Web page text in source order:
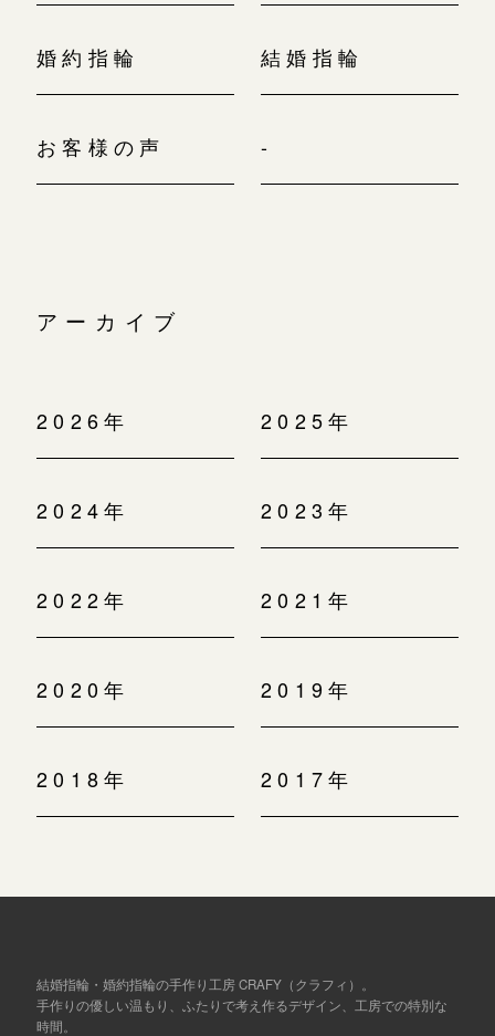
婚約指輪 結婚指輪
お客様の声 -
アーカイブ
2026年 2025年
2024年 2023年
2022年 2021年
2020年 2019年
2018年 2017年
結婚指輪・婚約指輪の手作り工房 CRAFY（クラフィ）。
手作りの優しい温もり、ふたりで考え作るデザイン、工房での特別な
時間。